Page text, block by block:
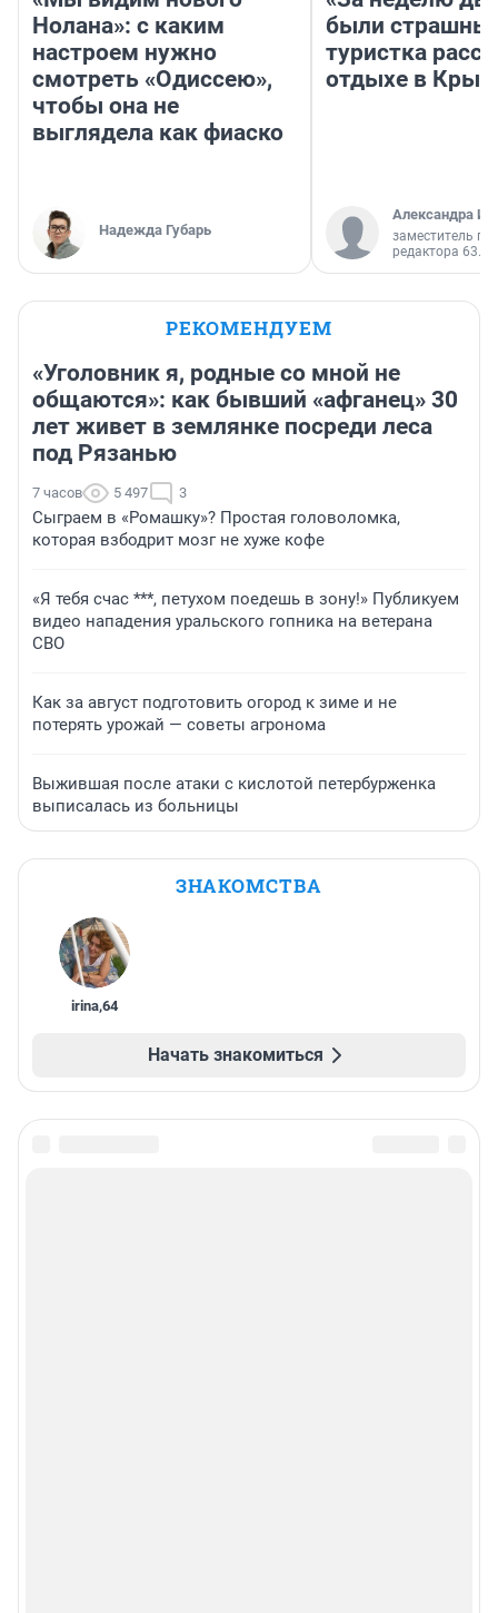
Нолана»: с каким
настроем нужно
смотреть «Одиссею»,
чтобы она не
выглядела как фиаско
Надежда Губарь
были
туристка
отдыхе в
Александра
заместитель
редактора 63.RU
РЕКОМЕНДУЕМ
«Уголовник я, родные со мной не
общаются»: как бывший «афганец» 30
лет живет в землянке посреди леса
под Рязанью
7 часов 5 497 3
Сыграем в «Ромашку»? Простая головоломка,
которая взбодрит мозг не хуже кофе
«Я тебя счас ***, петухом поедешь в зону!» Публикуем
видео нападения уральского гопника на ветерана
СВО
Как за август подготовить огород к зиме и не
потерять урожай — советы агронома
Выжившая после атаки с кислотой петербурженка
выписалась из больницы
ЗНАКОМСТВА
irina,64
Начать знакомиться